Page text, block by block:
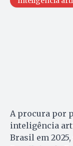
A procura por
inteligência
Brasil em